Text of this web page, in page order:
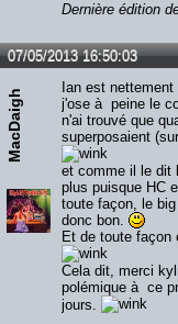
Dernière édition
07/05/2013 16:50:03
MacDaigh
Ian est
j'ose à peine le
n'ai trouvé que
superposaient
et comme il le dit
plus puisque HC
toute façon, le
donc bon.
Et de toute façon
Cela dit, merci
polémique à ce
jours.